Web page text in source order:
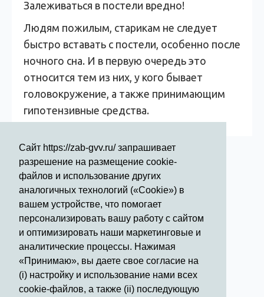
Сайт https://zab-gvv.ru/ запрашивает
разрешение на размещение cookie-
файлов и использование других
аналогичных технологий («Cookie») в
вашем устройстве, что помогает
персонализировать вашу работу с сайтом
и оптимизировать наши маркетинговые и
аналитические процессы. Нажимая
«Принимаю», вы даете свое согласие на
(i) настройку и использование нами всех
cookie-файлов, а также (ii) последующую
Залеживаться в постели вредно!
Людям пожилым, старикам не следует
быстро вставать с постели, особенно после
ночного сна. И в первую очередь это
относится тем из них, у кого бывает
головокружение, а также принимающим
гипотензивные средства.
Режим работы стационара:
Круглосуточно
Телефон для справки:
50 - 21 - 50